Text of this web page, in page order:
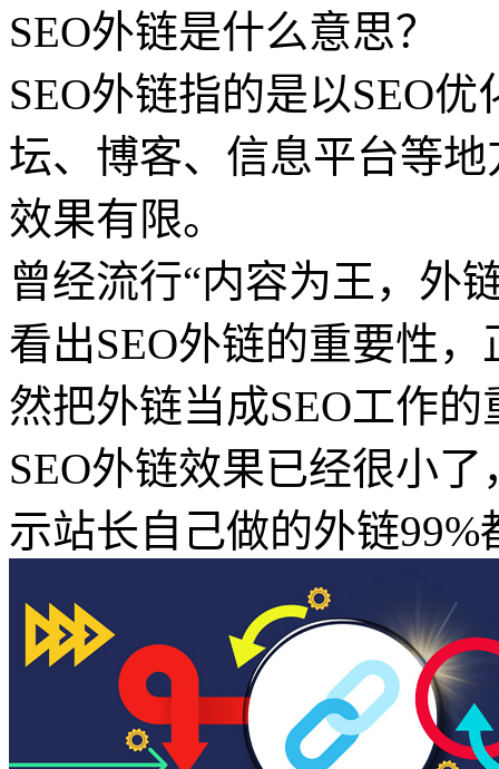
SEO外链是什么意思？
SEO外链指的是以SEO
坛、博客、信息平台等
效果有限。
曾经流行“内容为王，外
看出SEO外链的重要性
然把外链当成SEO工作
SEO外链效果已经很小
示站长自己做的外链99%